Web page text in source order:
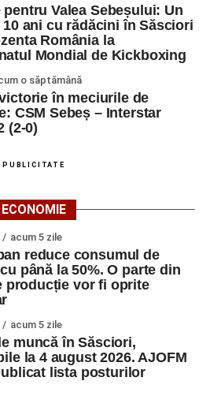
pentru Valea Sebeșului: Un
ani cu rădăcini în Săsciori
România la
Mondial de Kickboxing
o săptămână
în meciurile de
CSM Sebeș – Interstar
(2-0)
PUBLICITATE
ECONOMIE
acum 5 zile
reduce consumul de
până la 50%. O parte din
producție vor fi oprite
acum 5 zile
muncă în Săsciori,
la 4 august 2026. AJOFM
lista posturilor